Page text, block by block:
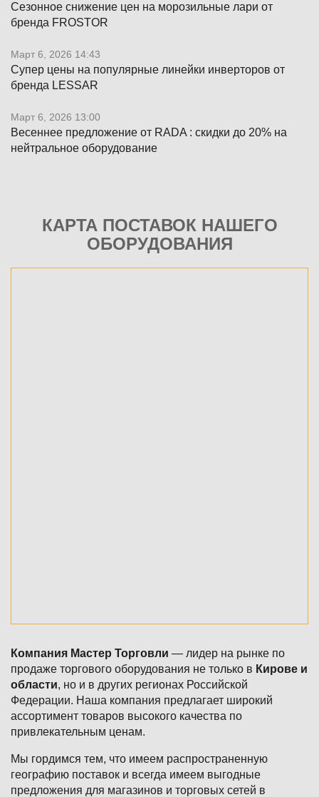
Сезонное снижение цен на морозильные лари от
бренда FROSTOR
Март 6, 2026 14:43
Супер цены на популярные линейки инверторов от
бренда LESSAR
Март 6, 2026 13:00
Весеннее предложение от RADA : скидки до 20% на
нейтральное оборудование
КАРТА ПОСТАВОК НАШЕГО
ОБОРУДОВАНИЯ
Компания Мастер Торговли — лидер на рынке по
продаже торгового оборудования не только в Кирове и
области, но и в других регионах Российской
Федерации. Наша компания предлагает широкий
ассортимент товаров высокого качества по
привлекательным ценам.
Мы гордимся тем, что имеем распространенную
географию поставок и всегда имеем выгодные
предложения для магазинов и торговых сетей в